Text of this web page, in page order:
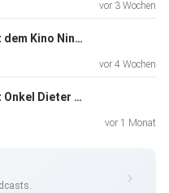
Weise einem gewissen
Band LONG FLING!
vor 3 Wochen
TOY STORY STORIES mit dem Kino Nino #70
vor 4 Wochen
Was machen wir nuhr mit Onkel Dieter #69
vor 1 Monat